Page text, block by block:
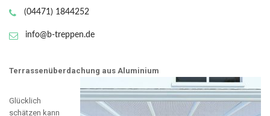
(04471) 1844252
info@b-treppen.de
Terrassenüberdachung aus Aluminium
Glücklich
schätzen kann